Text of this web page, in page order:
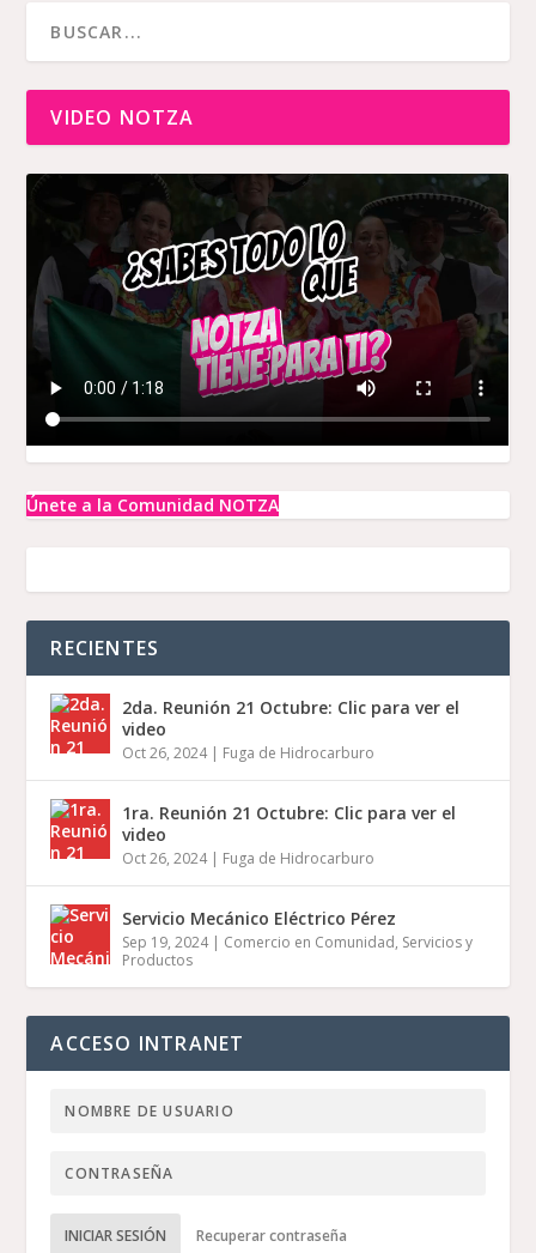
VIDEO NOTZA
Únete a la Comunidad NOTZA
RECIENTES
2da. Reunión 21 Octubre: Clic para ver el
video
Oct 26, 2024| Fuga de Hidrocarburo
1ra. Reunión 21 Octubre: Clic para ver el
video
Oct 26, 2024| Fuga de Hidrocarburo
Servicio Mecánico Eléctrico Pérez
Sep 19, 2024| Comercio en Comunidad, Servicios y
Productos
ACCESO INTRANET
INICIAR SESIÓN Recuperar contraseña